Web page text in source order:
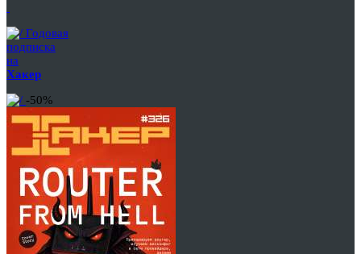
Годовая
подписка
на
Хакер
-50%